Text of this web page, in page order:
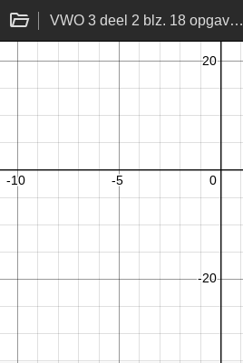
VWO 3 deel 2 blz. 18 opgave A21